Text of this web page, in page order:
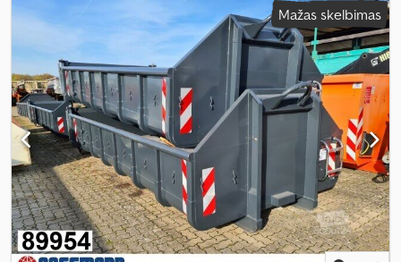
mm
kitas , vairuotojo kabina:kitas Mažas skelbimas